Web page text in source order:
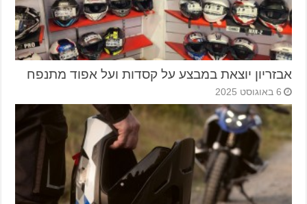
אבזריון יוצאת במבצע על קסדות ועל אפוד מתנפח
6 באוגוסט 2025